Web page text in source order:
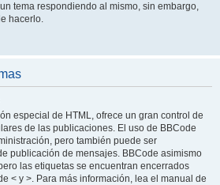
tema respondiendo al mismo, sin embargo,
hacerlo.
especial de HTML, ofrece un gran control de
de las publicaciones. El uso de BBCode
pero también puede ser
publicación de mensajes. BBCode asimismo
las etiquetas se encuentran encerrados
< y >. Para más información, lea el manual de